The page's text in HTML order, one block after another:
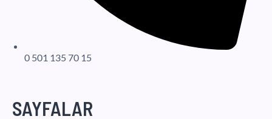
0 501 135 70 15
SAYFALAR